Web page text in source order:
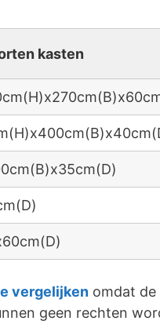
kasten
vergelijken omdat
geen rechten